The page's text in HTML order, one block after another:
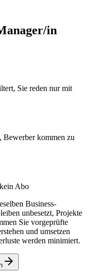
in
Sie reden nur mit
kommen zu
Abo
Business-
unbesetzt, Projekte
Sie vorgeprüfte
und umsetzen
werden minimiert.